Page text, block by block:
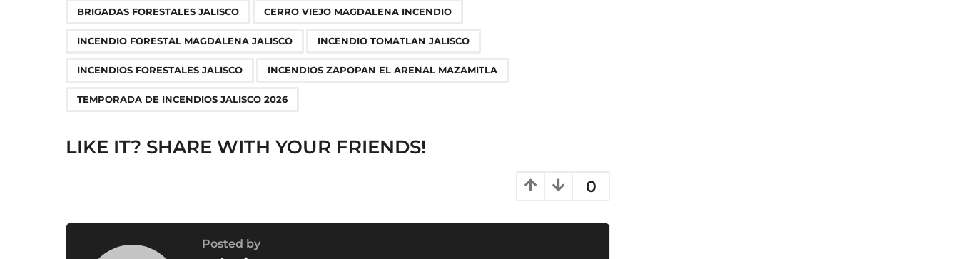
o
BRIGADAS FORESTALES JALISCO CERRO VIEJO MAGDALENA INCENDIO
INCENDIO FORESTAL MAGDALENA JALISCO INCENDIO TOMATLAN JALISCO
INCENDIOS FORESTALES JALISCO INCENDIOS ZAPOPAN EL ARENAL MAZAMITLA
TEMPORADA DE INCENDIOS JALISCO 2026
LIKE IT? SHARE WITH YOUR FRIENDS!
0
Posted by